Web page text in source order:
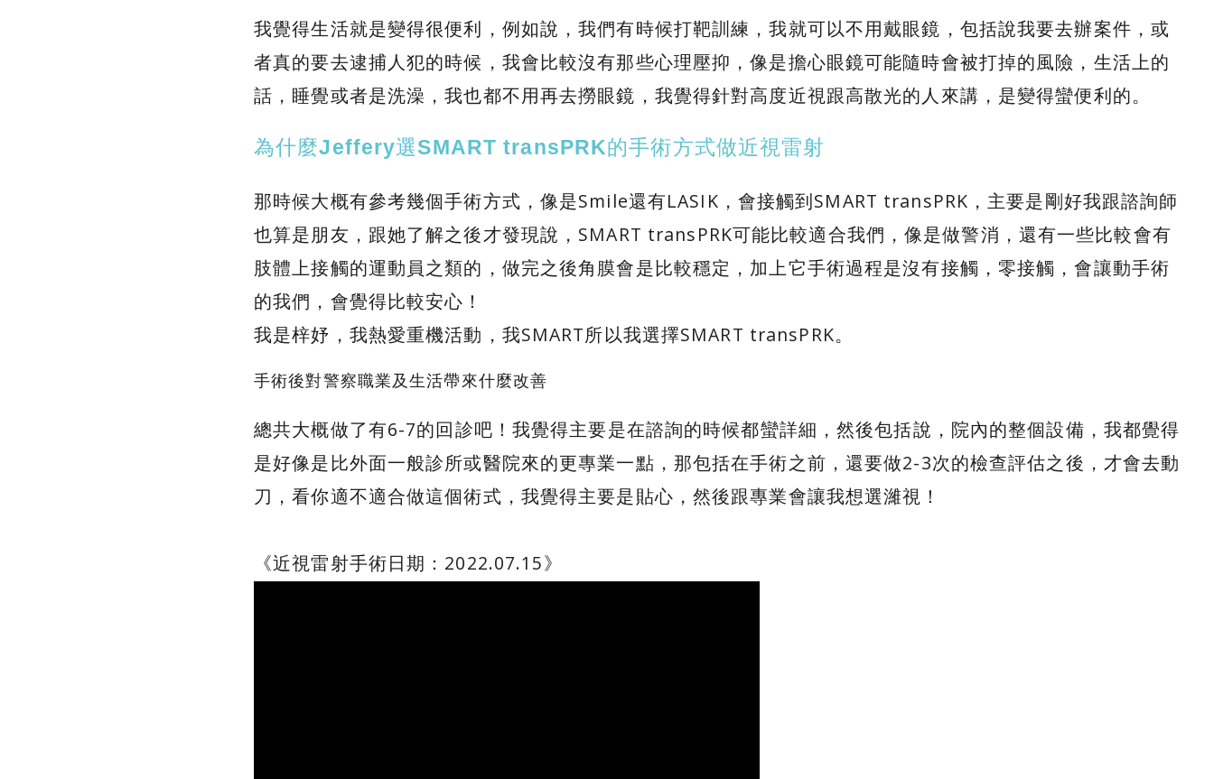
我覺得生活就是變得很便利，例如說，我們有時候打靶訓練，我就可以不用戴眼鏡，包括說我要去辦案件，或
者真的要去逮捕人犯的時候，我會比較沒有那些心理壓抑，像是擔心眼鏡可能隨時會被打掉的風險，生活上的
話，睡覺或者是洗澡，我也都不用再去撈眼鏡，我覺得針對高度近視跟高散光的人來講，是變得蠻便利的。
為什麼Jeffery選SMART transPRK的手術方式做近視雷射
那時候大概有參考幾個手術方式，像是Smile還有LASIK，會接觸到SMART transPRK，主要是剛好我跟諮詢師
也算是朋友，跟她了解之後才發現說，SMART transPRK可能比較適合我們，像是做警消，還有一些比較會有
肢體上接觸的運動員之類的，做完之後角膜會是比較穩定，加上它手術過程是沒有接觸，零接觸，會讓動手術
的我們，會覺得比較安心！
我是梓妤，我熱愛重機活動，我SMART所以我選擇SMART transPRK。
手術後對警察職業及生活帶來什麼改善
總共大概做了有6-7的回診吧！我覺得主要是在諮詢的時候都蠻詳細，然後包括說，院內的整個設備，我都覺得
是好像是比外面一般診所或醫院來的更專業一點，那包括在手術之前，還要做2-3次的檢查評估之後，才會去動
刀，看你適不適合做這個術式，我覺得主要是貼心，然後跟專業會讓我想選濰視！
《近視雷射手術日期：2022.07.15》